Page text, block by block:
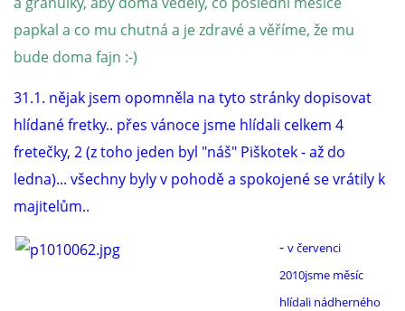
papkal a co mu chutná a je zdravé a věříme, že mu
bude doma fajn :-)
31.1. nějak jsem opomněla na tyto stránky dopisovat
hlídané fretky.. přes vánoce jsme hlídali celkem 4
fretečky, 2 (z toho jeden byl "náš" Piškotek - až do
ledna)... všechny byly v pohodě a spokojené se vrátily k
majitelům..
- v červenci
2010jsme měsíc
hlídali nádherného